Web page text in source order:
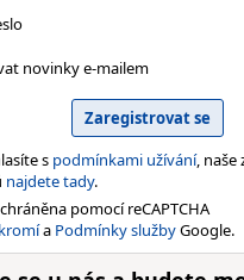
novinky e-mailem
s podmínkami užívání, naše
najdete tady.
pomocí reCAPTCHA
a Podmínky službyGoogle.